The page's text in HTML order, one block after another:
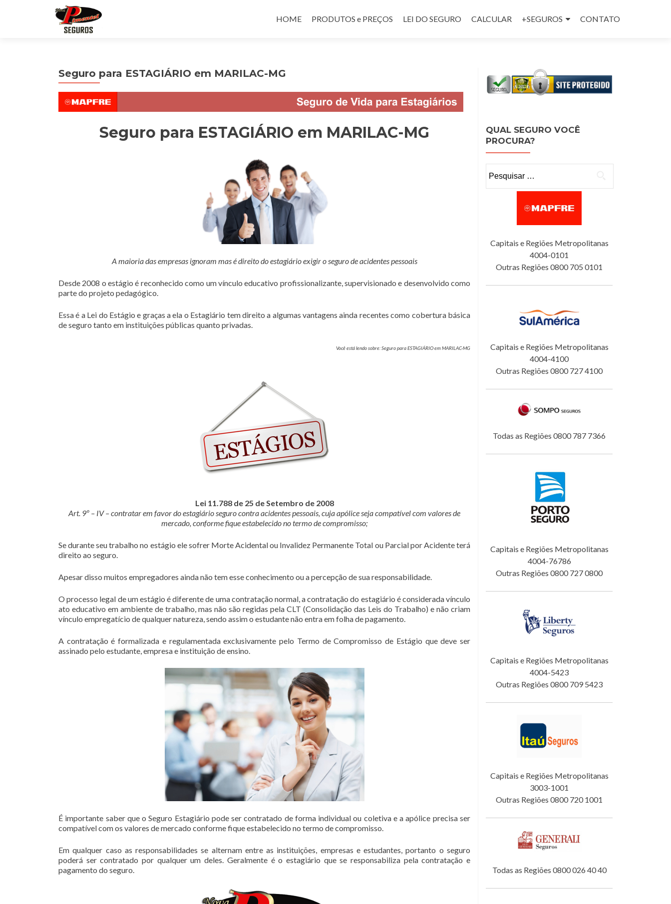
HOME
PRODUTOS e PREÇOS LEI DO SEGURO CALCULAR +SEGUROS CONTATO
Seguro para ESTAGIÁRIO em MARILAC-MG
Seguro para ESTAGIÁRIO em MARILAC-MG
A maioria das empresas ignoram mas é direito do estagiário exigir o seguro de acidentes pessoais
Desde 2008 o estágio é reconhecido como um vínculo educativo profissionalizante, supervisionado e desenvolvido como
parte do projeto pedagógico.
Essa é a Lei do Estágio e graças a ela o Estagiário tem direito a algumas vantagens ainda recentes como cobertura básica
de seguro tanto em instituições públicas quanto privadas.
Você está lendo sobre: Seguro para ESTAGIÁRIO em MARILAC-MG
Lei 11.788 de 25 de Setembro de 2008
Art. 9º – IV – contratar em favor do estagiário seguro contra acidentes pessoais, cuja apólice seja compatível com valores de
mercado, conforme fique estabelecido no termo de compromisso;
Se durante seu trabalho no estágio ele sofrer Morte Acidental ou Invalidez Permanente Total ou Parcial por Acidente terá
direito ao seguro.
Apesar disso muitos empregadores ainda não tem esse conhecimento ou a percepção de sua responsabilidade.
O processo legal de um estágio é diferente de uma contratação normal, a contratação do estagiário é considerada vínculo
ato educativo em ambiente de trabalho, mas não são regidas pela CLT (Consolidação das Leis do Trabalho) e não criam
vínculo empregatício de qualquer natureza, sendo assim o estudante não entra em folha de pagamento.
A contratação é formalizada e regulamentada exclusivamente pelo Termo de Compromisso de Estágio que deve ser
assinado pelo estudante, empresa e instituição de ensino.
É importante saber que o Seguro Estagiário pode ser contratado de forma individual ou coletiva e a apólice precisa ser
compatível com os valores de mercado conforme fique estabelecido no termo de compromisso.
Em qualquer caso as responsabilidades se alternam entre as instituições, empresas e estudantes, portanto o seguro
poderá ser contratado por qualquer um deles. Geralmente é o estagiário que se responsabiliza pela contratação e
pagamento do seguro.
QUAL SEGURO VOCÊ
PROCURA?
Capitais e Regiões Metropolitanas
4004-0101
Outras Regiões 0800 705 0101
Capitais e Regiões Metropolitanas
4004-4100
Outras Regiões 0800 727 4100
Todas as Regiões 0800 787 7366
Capitais e Regiões Metropolitanas
4004-76786
Outras Regiões 0800 727 0800
Capitais e Regiões Metropolitanas
4004-5423
Outras Regiões 0800 709 5423
Capitais e Regiões Metropolitanas
3003-1001
Outras Regiões 0800 720 1001
Todas as Regiões 0800 026 40 40